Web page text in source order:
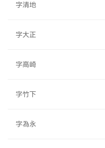
字清地
字大正
字高崎
字竹下
字為永